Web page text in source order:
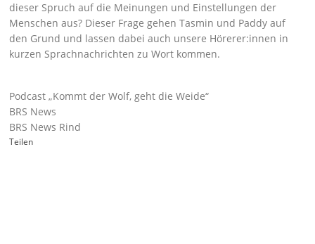
dieser Spruch auf die Meinungen und Einstellungen der
Menschen aus? Dieser Frage gehen Tasmin und Paddy auf
den Grund und lassen dabei auch unsere Hörerer:innen in
kurzen Sprachnachrichten zu Wort kommen.
Podcast „Kommt der Wolf, geht die Weide“
BRS News
BRS News Rind
Teilen